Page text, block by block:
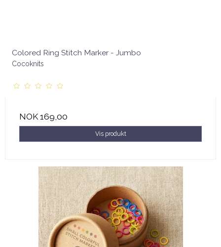
Colored Ring Stitch Marker - Jumbo
Cocoknits
NOK 169,00
Vis produkt